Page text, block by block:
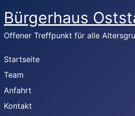
Bürgerhaus
Offener Treffpunkt für alle
Startseite
Team
Anfahrt
Kontakt